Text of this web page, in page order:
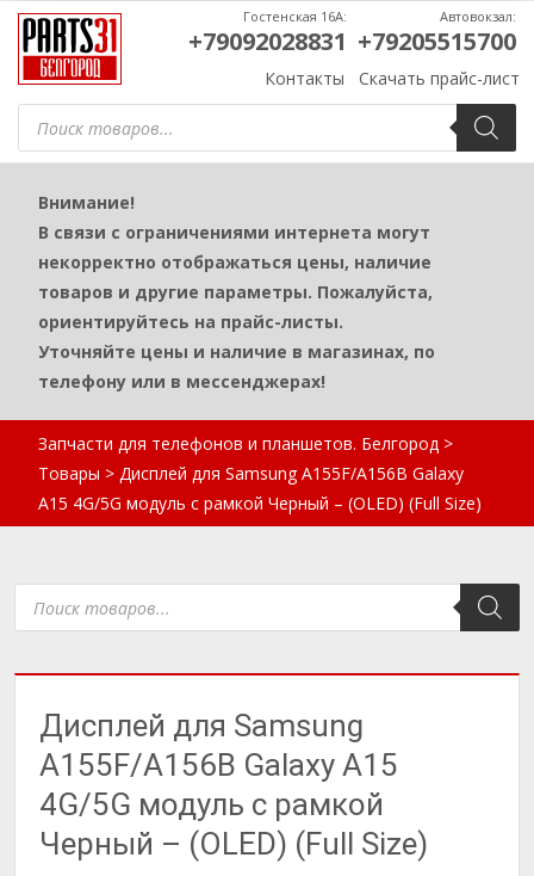
Поиск
товаров
Контакты Скачать прайс-лист
Гостенская 16А:
+79092028831
Автовокзал:
+79205515700
Внимание!
В связи с ограничениями интернета могут
некорректно отображаться цены, наличие
товаров и другие параметры. Пожалуйста,
ориентируйтесь на прайс-листы.
Уточняйте цены и наличие в магазинах, по
телефону или в мессенджерах!
Запчасти для телефонов и планшетов. Белгород >
Товары > Дисплей для Samsung A155F/A156B Galaxy
A15 4G/5G модуль с рамкой Черный – (OLED) (Full Size)
Поиск
товаров
Дисплей для Samsung
A155F/A156B Galaxy A15
4G/5G модуль с рамкой
Черный – (OLED) (Full Size)